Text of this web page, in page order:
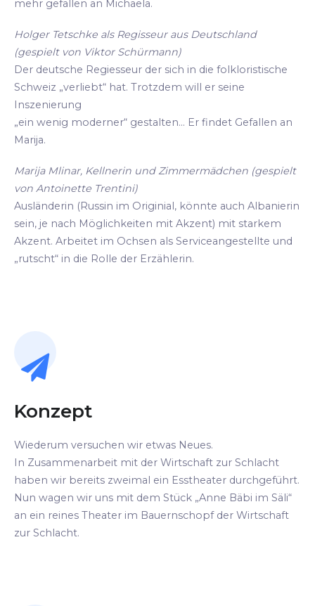
mehr gefallen an Michaela.
Holger Tetschke als Regisseur aus Deutschland
(gespielt von Viktor Schürmann)
Der deutsche Regiesseur der sich in die folkloristische
Schweiz „verliebt“ hat. Trotzdem will er seine
Inszenierung
„ein wenig moderner“ gestalten... Er findet Gefallen an
Marija.
Marija Mlinar, Kellnerin und Zimmermädchen (gespielt
von Antoinette Trentini)
Ausländerin (Russin im Originial, könnte auch Albanierin
sein, je nach Möglichkeiten mit Akzent) mit starkem
Akzent. Arbeitet im Ochsen als Serviceangestellte und
„rutscht“ in die Rolle der Erzählerin.
Konzept
Wiederum versuchen wir etwas Neues.
In Zusammenarbeit mit der Wirtschaft zur Schlacht
haben wir bereits zweimal ein Esstheater durchgeführt.
Nun wagen wir uns mit dem Stück „Anne Bäbi im Säli“
an ein reines Theater im Bauernschopf der Wirtschaft
zur Schlacht.